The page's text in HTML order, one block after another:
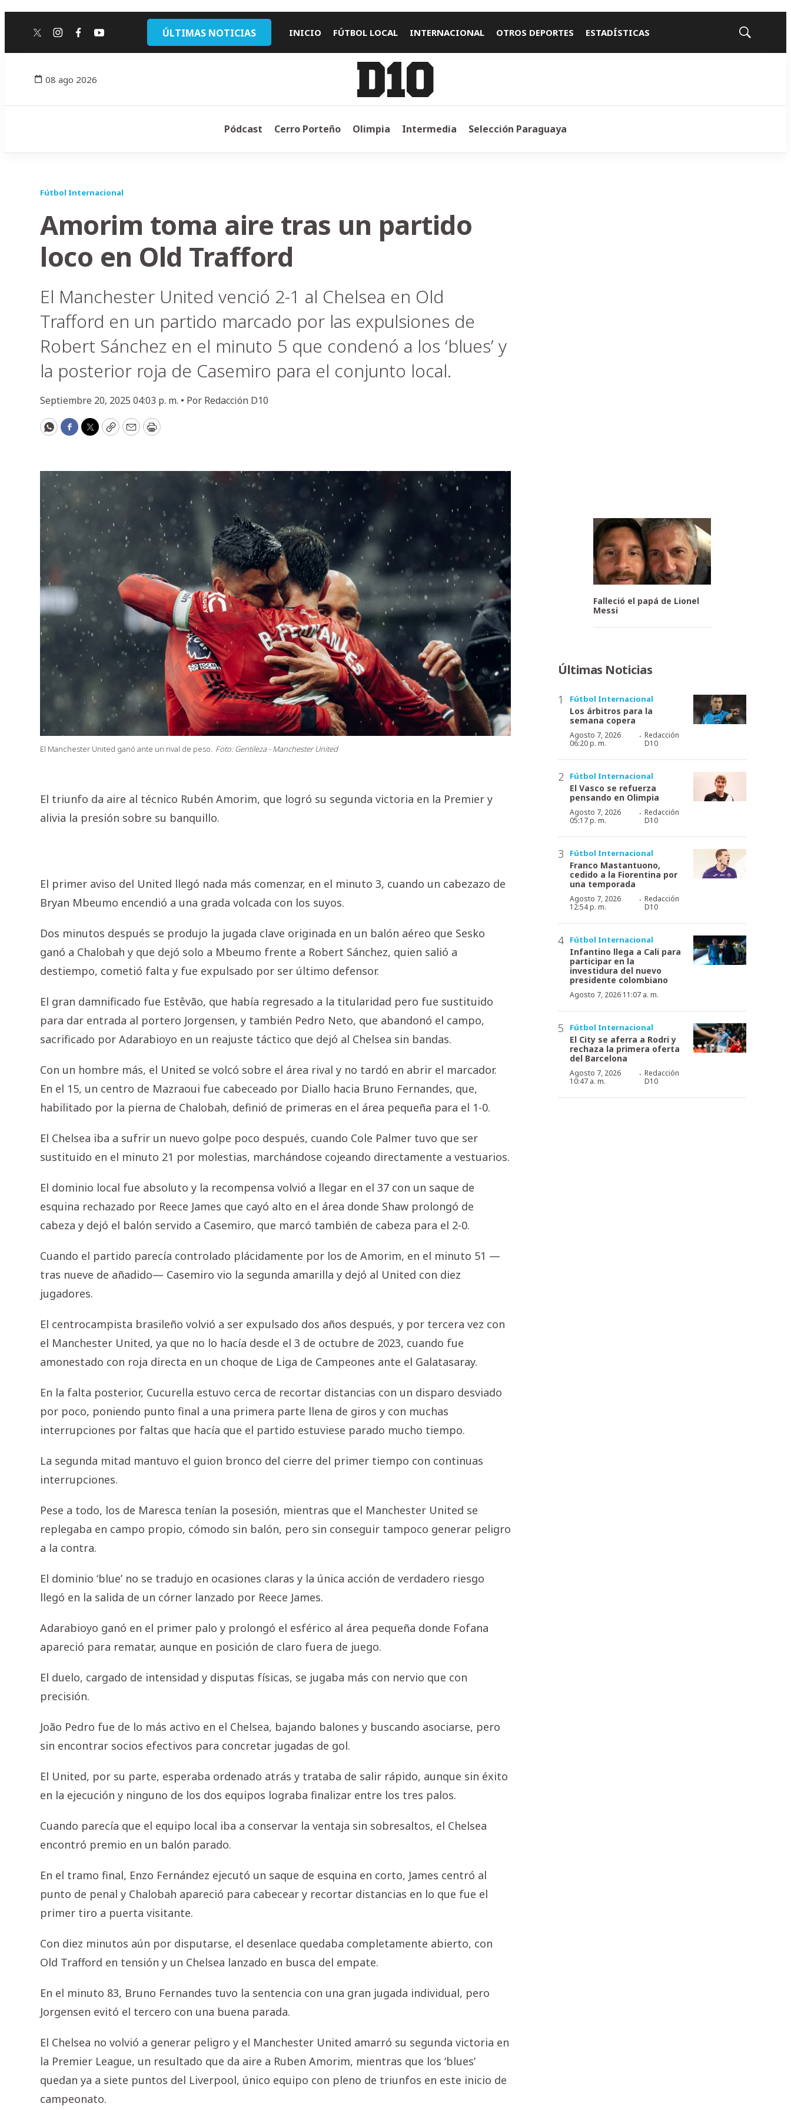
twitterinstagram
facebook
youtube ÚLTIMAS NOTICIAS INICIO FÚTBOL LOCAL INTERNACIONAL OTROS DEPORTES ESTADÍSTICAS
Mostrar
08 ago 2026
Pódcast Cerro Porteño Olimpia Intermedia Selección Paraguaya
Fútbol Internacional
Amorim toma aire tras un partido
loco en Old Trafford
El Manchester United venció 2-1 al Chelsea en Old
Trafford en un partido marcado por las expulsiones de
Robert Sánchez en el minuto 5 que condenó a los ‘blues’ y
la posterior roja de Casemiro para el conjunto local.
Septiembre 20, 2025 04:03 p. m. • Por Redacción D10
WhatsApp
Facebook
Twitter
CopyEmailPrint
El Manchester United ganó ante un rival de peso. Foto: Gentileza - Manchester United
El triunfo da aire al técnico Rubén Amorim, que logró su segunda victoria en la Premier y
alivia la presión sobre su banquillo.
El primer aviso del United llegó nada más comenzar, en el minuto 3, cuando un cabezazo de
Bryan Mbeumo encendió a una grada volcada con los suyos.
Dos minutos después se produjo la jugada clave originada en un balón aéreo que Sesko
ganó a Chalobah y que dejó solo a Mbeumo frente a Robert Sánchez, quien salió a
destiempo, cometió falta y fue expulsado por ser último defensor.
El gran damnificado fue Estêvão, que había regresado a la titularidad pero fue sustituido
para dar entrada al portero Jorgensen, y también Pedro Neto, que abandonó el campo,
sacrificado por Adarabioyo en un reajuste táctico que dejó al Chelsea sin bandas.
Con un hombre más, el United se volcó sobre el área rival y no tardó en abrir el marcador.
En el 15, un centro de Mazraoui fue cabeceado por Diallo hacia Bruno Fernandes, que,
habilitado por la pierna de Chalobah, definió de primeras en el área pequeña para el 1-0.
El Chelsea iba a sufrir un nuevo golpe poco después, cuando Cole Palmer tuvo que ser
sustituido en el minuto 21 por molestias, marchándose cojeando directamente a vestuarios.
El dominio local fue absoluto y la recompensa volvió a llegar en el 37 con un saque de
esquina rechazado por Reece James que cayó alto en el área donde Shaw prolongó de
cabeza y dejó el balón servido a Casemiro, que marcó también de cabeza para el 2-0.
Cuando el partido parecía controlado plácidamente por los de Amorim, en el minuto 51 —
tras nueve de añadido— Casemiro vio la segunda amarilla y dejó al United con diez
jugadores.
El centrocampista brasileño volvió a ser expulsado dos años después, y por tercera vez con
el Manchester United, ya que no lo hacía desde el 3 de octubre de 2023, cuando fue
amonestado con roja directa en un choque de Liga de Campeones ante el Galatasaray.
En la falta posterior, Cucurella estuvo cerca de recortar distancias con un disparo desviado
por poco, poniendo punto final a una primera parte llena de giros y con muchas
interrupciones por faltas que hacía que el partido estuviese parado mucho tiempo.
La segunda mitad mantuvo el guion bronco del cierre del primer tiempo con continuas
interrupciones.
Pese a todo, los de Maresca tenían la posesión, mientras que el Manchester United se
replegaba en campo propio, cómodo sin balón, pero sin conseguir tampoco generar peligro
a la contra.
El dominio ‘blue’ no se tradujo en ocasiones claras y la única acción de verdadero riesgo
llegó en la salida de un córner lanzado por Reece James.
Adarabioyo ganó en el primer palo y prolongó el esférico al área pequeña donde Fofana
apareció para rematar, aunque en posición de claro fuera de juego.
El duelo, cargado de intensidad y disputas físicas, se jugaba más con nervio que con
precisión.
João Pedro fue de lo más activo en el Chelsea, bajando balones y buscando asociarse, pero
sin encontrar socios efectivos para concretar jugadas de gol.
El United, por su parte, esperaba ordenado atrás y trataba de salir rápido, aunque sin éxito
en la ejecución y ninguno de los dos equipos lograba finalizar entre los tres palos.
Cuando parecía que el equipo local iba a conservar la ventaja sin sobresaltos, el Chelsea
encontró premio en un balón parado.
En el tramo final, Enzo Fernández ejecutó un saque de esquina en corto, James centró al
punto de penal y Chalobah apareció para cabecear y recortar distancias en lo que fue el
primer tiro a puerta visitante.
Con diez minutos aún por disputarse, el desenlace quedaba completamente abierto, con
Old Trafford en tensión y un Chelsea lanzado en busca del empate.
En el minuto 83, Bruno Fernandes tuvo la sentencia con una gran jugada individual, pero
Jorgensen evitó el tercero con una buena parada.
El Chelsea no volvió a generar peligro y el Manchester United amarró su segunda victoria en
la Premier League, un resultado que da aire a Ruben Amorim, mientras que los ‘blues’
quedan ya a siete puntos del Liverpool, único equipo con pleno de triunfos en este inicio de
campeonato.
Falleció el papá de Lionel
Messi
Últimas Noticias
Fútbol Internacional
Los árbitros para la
semana copera
Agosto 7, 2026
06:20 p. m.
· Redacción
D10
Fútbol Internacional
El Vasco se refuerza
pensando en Olimpia
Agosto 7, 2026
05:17 p. m.
· Redacción
D10
Fútbol Internacional
Franco Mastantuono,
cedido a la Fiorentina por
una temporada
Agosto 7, 2026
12:54 p. m.
· Redacción
D10
Fútbol Internacional
Infantino llega a Cali para
participar en la
investidura del nuevo
presidente colombiano
Agosto 7, 2026 11:07 a. m.
Fútbol Internacional
El City se aferra a Rodri y
rechaza la primera oferta
del Barcelona
Agosto 7, 2026
10:47 a. m.
· Redacción
D10